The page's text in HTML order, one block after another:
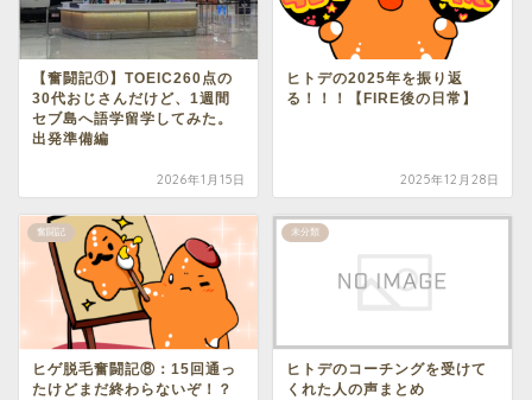
【奮闘記①】TOEIC260点の
30代おじさんだけど、1週間
セブ島へ語学留学してみた。
出発準備編
2026年1月15日
ヒトデの2025年を振り返
る！！！【FIRE後の日常】
2025年12月28日
奮闘記
ヒゲ脱毛奮闘記⑧：15回通っ
たけどまだ終わらないぞ！？
未分類
ヒトデのコーチングを受けて
くれた人の声まとめ